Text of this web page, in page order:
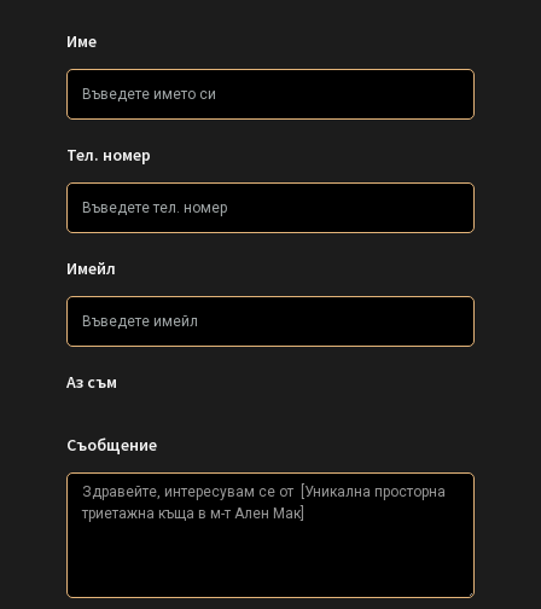
Име
Тел. номер
Имейл
Аз съм
Съобщение